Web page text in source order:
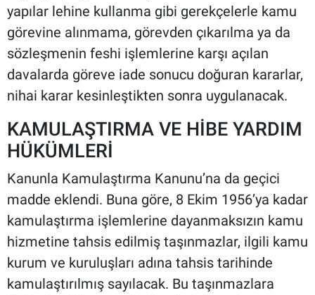
yapılar lehine kullanma gibi gerekçelerle kamu
görevine alınmama, görevden çıkarılma ya da
sözleşmenin feshi işlemlerine karşı açılan
davalarda göreve iade sonucu doğuran kararlar,
nihai karar kesinleştikten sonra uygulanacak.
KAMULAŞTIRMA VE HİBE YARDIM
HÜKÜMLERİ
Kanunla Kamulaştırma Kanunu’na da geçici
madde eklendi. Buna göre, 8 Ekim 1956’ya kadar
kamulaştırma işlemlerine dayanmaksızın kamu
hizmetine tahsis edilmiş taşınmazlar, ilgili kamu
kurum ve kuruluşları adına tahsis tarihinde
kamulaştırılmış sayılacak. Bu taşınmazlara